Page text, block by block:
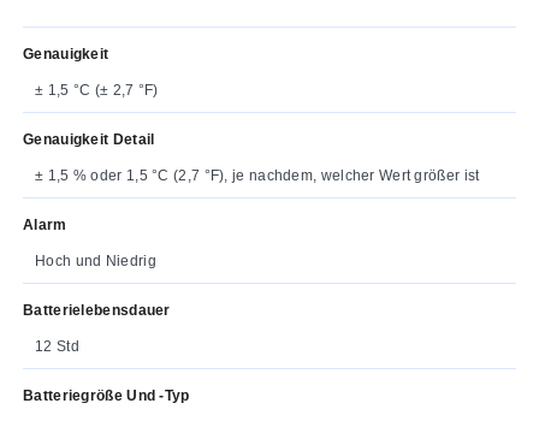
Genauigkeit
± 1,5 °C (± 2,7 °F)
Genauigkeit Detail
± 1,5 % oder 1,5 °C (2,7 °F), je nachdem, welcher Wert größer ist
Alarm
Hoch und Niedrig
Batterielebensdauer
12 Std
Batteriegröße Und -typ